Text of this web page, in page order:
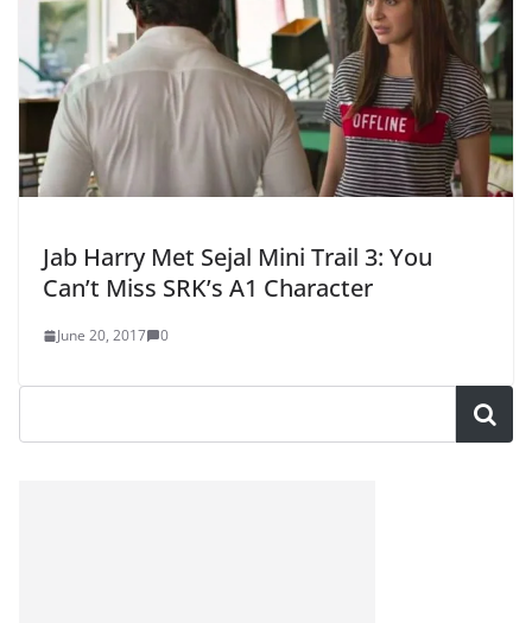
Jab Harry Met Sejal Mini Trail 3: You
Can’t Miss SRK’s A1 Character
June 20, 2017 0